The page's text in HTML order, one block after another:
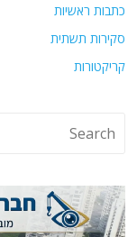
כתבות ראשיות
סקירות תשתית
קריקטורות